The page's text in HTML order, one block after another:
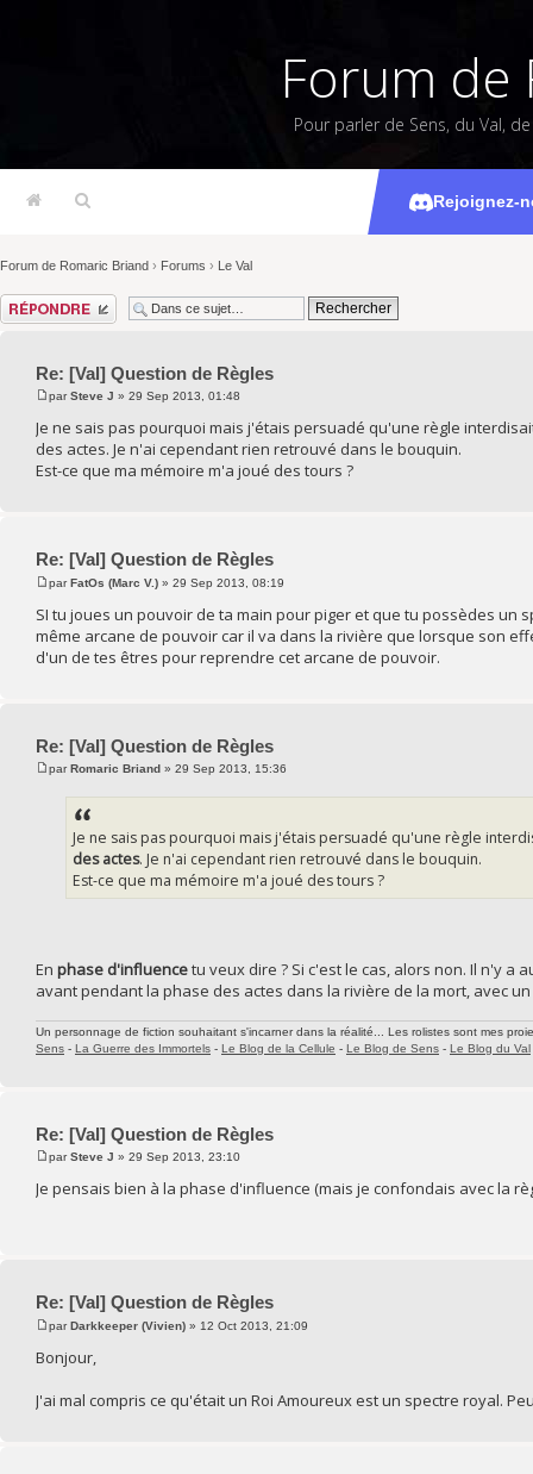
Forum de
Pour parler de Sens, du Val,
Rejoignez-
[Val]
Forum de Romaric Briand › Forums › Le Val
Répondre
Re: [Val] Question de Règles
parSteve J » 29 Sep 2013, 01:48
Je ne sais pas pourquoi mais j'étais persuadé qu'une règle
des actes. Je n'ai cependant rien retrouvé dans le bouquin.
Est-ce que ma mémoire m'a joué des tours ?
Re: [Val] Question de Règles
parFatOs (Marc V.) » 29 Sep 2013, 08:19
SI tu joues un pouvoir de ta main pour piger et que tu possèdes un
même arcane de pouvoir car il va dans la rivière que lorsque son
d'un de tes êtres pour reprendre cet arcane de pouvoir.
Re: [Val] Question de Règles
parRomaric Briand » 29 Sep 2013, 15:36
Je ne sais pas pourquoi mais j'étais persuadé qu'une règle
des actes. Je n'ai cependant rien retrouvé dans le bouquin.
Est-ce que ma mémoire m'a joué des tours ?
En phase d'influencetu veux dire ? Si c'est le cas, alors non. Il n'y
avant pendant la phase des actes dans la rivière de la mort, avec
Un personnage de fiction souhaitant s'incarner dans la réalité... Les rolistes sont mes
Sens - La Guerre des Immortels - Le Blog de la Cellule - Le Blog de Sens - Le Blog du Val
Re: [Val] Question de Règles
parSteve J » 29 Sep 2013, 23:10
Je pensais bien à la phase d'influence (mais je confondais avec la
Re: [Val] Question de Règles
parDarkkeeper (Vivien) » 12 Oct 2013, 21:09
Bonjour,
J'ai mal compris ce qu'était un Roi Amoureux est un spectre royal.